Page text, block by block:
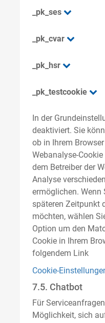
_pk_ses
_pk_cvar
_pk_hsr
_pk_testcookie
In der
deaktiviert. Sie
ob in Ihrem
Webanalyse-
dem Betreiber der
Analyse
ermöglichen. Wenn
späteren Zeitpunkt
möchten, wählen
Option um den
Cookie in Ihrem
folgendem Link
Cookie-
7.5. Chatbot
Für
Möglichkeit, sich